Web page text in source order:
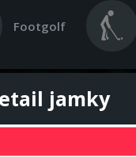
Footgolf
jamky